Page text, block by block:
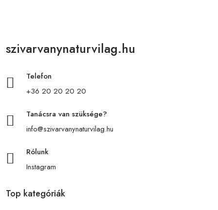
szivarvanynaturvilag.hu
Telefon
+36 20 20 20 20
Tanácsra van szüksége?
info@szivarvanynaturvilag.hu
Rólunk
Instagram
Top kategóriák